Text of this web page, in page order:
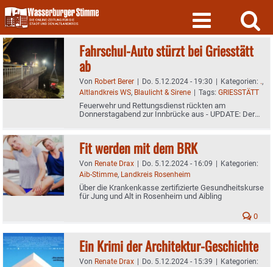
Skip
to
content
Fahrschul-Auto stürzt bei Griesstätt
ab
Von Robert Berer | Do. 5.12.2024 - 19:30 | Kategorien: .,
Altlandkreis WS, Blaulicht & Sirene | Tags: GRIESSTÄTT
Feuerwehr und Rettungsdienst rückten am
Donnerstagabend zur Innbrücke aus - UPDATE: Der
Fit werden mit dem BRK
Von Renate Drax | Do. 5.12.2024 - 16:09 | Kategorien:
Aib-Stimme, Landkreis Rosenheim
Über die Krankenkasse zertifizierte Gesundheitskurse
für Jung und Alt in Rosenheim und Aibling
0
Ein Krimi der Architektur-Geschichte
Von Renate Drax | Do. 5.12.2024 - 15:39 | Kategorien: